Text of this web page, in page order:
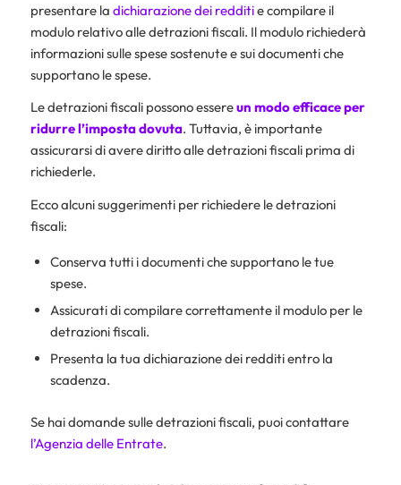
presentare la dichiarazione dei redditie compilare il
modulo relativo alle detrazioni fiscali. Il modulo richiederà
informazioni sulle spese sostenute e sui documenti che
supportano le spese.
Le detrazioni fiscali possono essereun modo efficace per
ridurre l’imposta dovuta. Tuttavia, è importante
assicurarsi di avere diritto alle detrazioni fiscali prima di
richiederle.
Ecco alcuni suggerimenti per richiedere le detrazioni
fiscali:
Conserva tutti i documenti che supportano le tue
spese.
Assicurati di compilare correttamente il modulo per le
detrazioni fiscali.
Presenta la tua dichiarazione dei redditi entro la
scadenza.
Se hai domande sulle detrazioni fiscali, puoi contattare
l’Agenzia delle Entrate.